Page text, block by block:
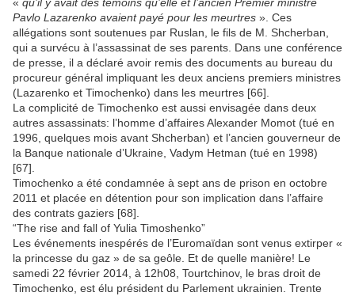
« qu’il y avait des témoins qu’elle et l’ancien Premier ministre
Pavlo Lazarenko avaient payé pour les meurtres ». Ces
allégations sont soutenues par Ruslan, le fils de M. Shcherban,
qui a survécu à l’assassinat de ses parents. Dans une conférence
de presse, il a déclaré avoir remis des documents au bureau du
procureur général impliquant les deux anciens premiers ministres
(Lazarenko et Timochenko) dans les meurtres [66].
La complicité de Timochenko est aussi envisagée dans deux
autres assassinats: l’homme d’affaires Alexander Momot (tué en
1996, quelques mois avant Shcherban) et l’ancien gouverneur de
la Banque nationale d’Ukraine, Vadym Hetman (tué en 1998)
[67].
Timochenko a été condamnée à sept ans de prison en octobre
2011 et placée en détention pour son implication dans l’affaire
des contrats gaziers [68].
“The rise and fall of Yulia Timoshenko”
Les événements inespérés de l’Euromaïdan sont venus extirper «
la princesse du gaz » de sa geôle. Et de quelle manière! Le
samedi 22 février 2014, à 12h08, Tourtchinov, le bras droit de
Timochenko, est élu président du Parlement ukrainien. Trente